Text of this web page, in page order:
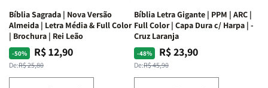
da
Bíblia
Equipe
teológica
Penkal
da
Bíblia
Penkal
Bíblia Sagrada | Nova Versão
Almeida | Letra Média & Full Color
| Brochura | Rei Leão
-50%
Preço
normal
De:R$ 25,80
Preço
promocional
R$ 12,90
Bíblia Letra Gigante | PPM | ARC |
Full Color | Capa Dura c/ Harpa | -
Cruz Laranja
-48%
Preço
normal
De:R$ 45,90
Preço
promocional
R$ 23,90